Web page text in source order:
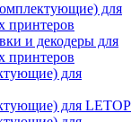
для
принтеров
и декодеры для
принтеров
для
для LETOP